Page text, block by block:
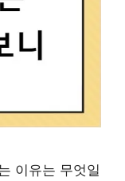
이유는 무엇일